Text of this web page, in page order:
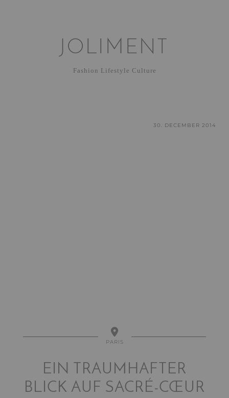
JOLIMENT
Fashion Lifestyle Culture
30. DECEMBER 2014
PARIS
EIN TRAUMHAFTER
BLICK AUF SACRÉ-CŒUR